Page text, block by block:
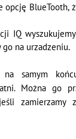
opcję BlueTooth,
IQ
na urzadzeniu.
samym
Można go
zamierzamy